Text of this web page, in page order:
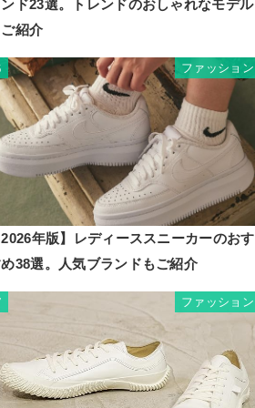
ド23選。トレンドのおしゃれなモデル
紹介
ファッション
年版】レディーススニーカーのおす
38選。人気ブランドもご紹介
ファッション